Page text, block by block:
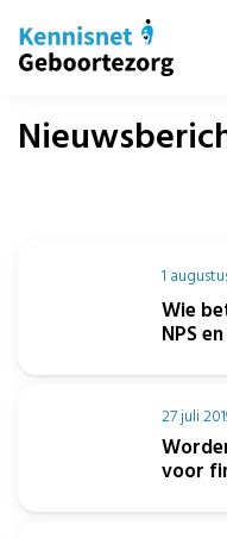
1
Wie
NPS
27 juli
voor